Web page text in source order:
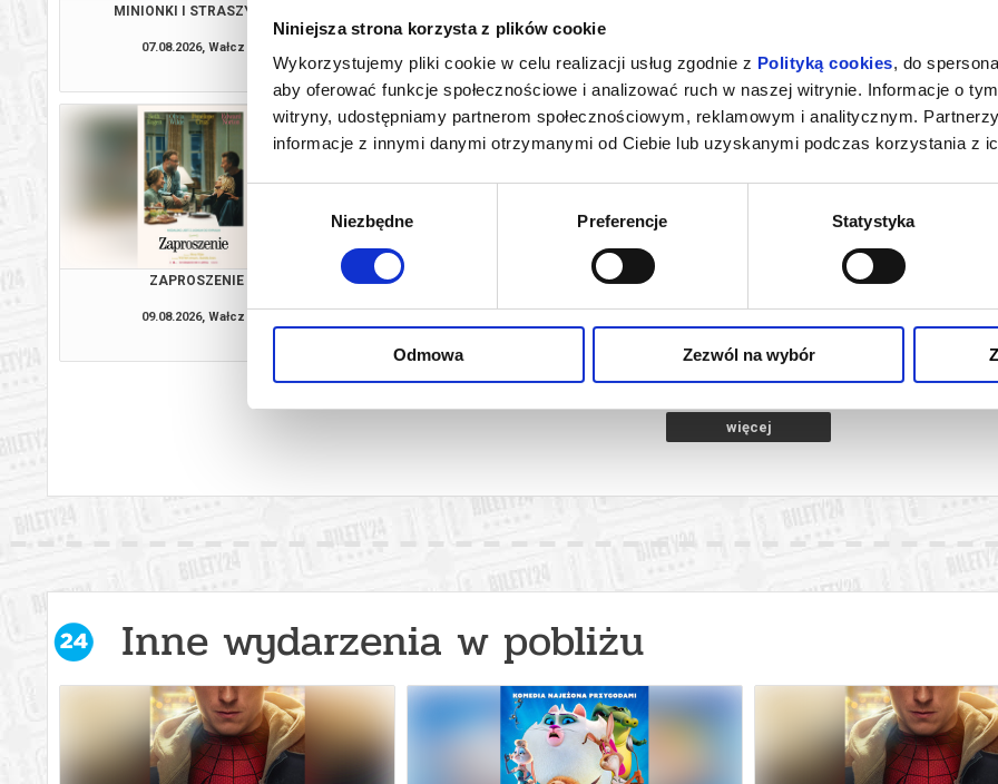
Niniejsza strona korzysta z plików cookie
Wykorzystujemy pliki cookie w celu realizacji usług zgodnie z Polityką cookies, do
aby oferować funkcje społecznościowe i analizować ruch w naszej witrynie. Informacje o
witryny, udostępniamy partnerom społecznościowym, reklamowym i analitycznym.
informacje z innymi danymi otrzymanymi od Ciebie lub uzyskanymi podczas korzystania z
Niezbędne Preferencje Statystyka
Odmowa Zezwól na wybór
MINIONKI I STRASZYDŁA
07.08.2026, Wałcz
kup bilet
kup bilet
kup bilet
ZAPROSZENIE
09.08.2026, Wałcz
SPIDER-MAN. CAŁKIEM NOWY DZIEŃ
więcej
Inne wydarzenia w pobliżu